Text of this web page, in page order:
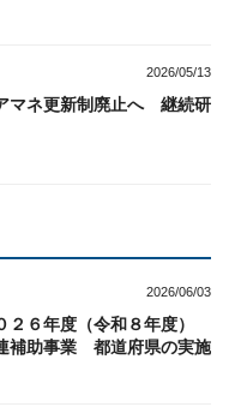
2026/05/13
マネ更新制廃止へ 継続研
2026/06/03
２６年度（令和８年度）
補助事業 都道府県の実施